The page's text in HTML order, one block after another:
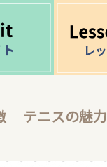
テニスの魅力